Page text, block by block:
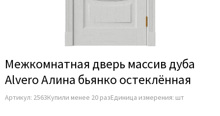
Aldeghi Luigi
Archie
Armadillo
Межкомнатная дверь массив дуба
Alvero Алина бьянко остеклённая
Артикул: 2563Купили менее 20 разЕдиница измерения: шт